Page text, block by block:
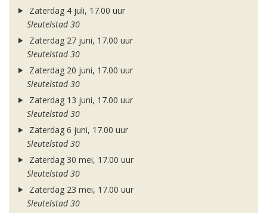
Zaterdag 4 juli, 17.00 uur
Sleutelstad 30
Zaterdag 27 juni, 17.00 uur
Sleutelstad 30
Zaterdag 20 juni, 17.00 uur
Sleutelstad 30
Zaterdag 13 juni, 17.00 uur
Sleutelstad 30
Zaterdag 6 juni, 17.00 uur
Sleutelstad 30
Zaterdag 30 mei, 17.00 uur
Sleutelstad 30
Zaterdag 23 mei, 17.00 uur
Sleutelstad 30